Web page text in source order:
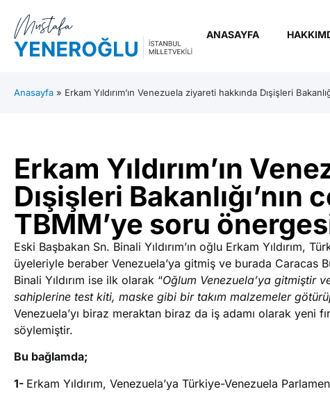
ANASAYFA
Anasayfa » Erkam Yıldırım’ın Venezuela ziyareti hakkında Dışişleri
Erkam Yıldırım’ın
Dışişleri
TBMM’ye soru
Eski Başbakan Sn. Binali Yıldırım’ın oğlu Erkam Yıldırım,
üyeleriyle beraber Venezuela’ya gitmiş ve burada Caracas
Binali Yıldırım ise ilk olarak “Oğlum Venezuela’ya gitmiştir
sahiplerine test kiti, maske gibi bir takım malzemeler
Venezuela’yı biraz meraktan biraz da iş adamı olarak yeni
söylemiştir.
Bu bağlamda;
1- Erkam Yıldırım, Venezuela’ya Türkiye-Venezuela